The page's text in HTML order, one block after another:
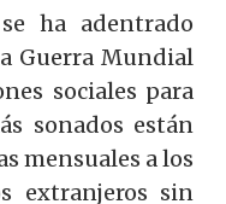
ha adentrado
Guerra Mundial
sociales para
sonados están
mensuales a los
extranjeros sin